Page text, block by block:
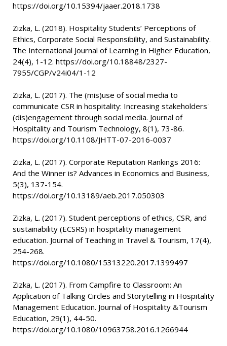
https://doi.org/10.15394/jaaer.2018.1738
Zizka, L. (2018). Hospitality Students’ Perceptions of
Ethics, Corporate Social Responsibility, and Sustainability.
The International Journal of Learning in Higher Education,
24(4), 1-12. https://doi.org/10.18848/2327-
7955/CGP/v24i04/1-12
Zizka, L. (2017). The (mis)use of social media to
communicate CSR in hospitality: Increasing stakeholders'
(dis)engagement through social media. Journal of
Hospitality and Tourism Technology, 8(1), 73-86.
https://doi.org/10.1108/JHTT-07-2016-0037
Zizka, L. (2017). Corporate Reputation Rankings 2016:
And the Winner is? Advances in Economics and Business,
5(3), 137-154.
https://doi.org/10.13189/aeb.2017.050303
Zizka, L. (2017). Student perceptions of ethics, CSR, and
sustainability (ECSRS) in hospitality management
education. Journal of Teaching in Travel & Tourism, 17(4),
254-268.
https://doi.org/10.1080/15313220.2017.1399497
Zizka, L. (2017). From Campfire to Classroom: An
Application of Talking Circles and Storytelling in Hospitality
Management Education. Journal of Hospitality &Tourism
Education, 29(1), 44-50.
https://doi.org/10.1080/10963758.2016.1266944